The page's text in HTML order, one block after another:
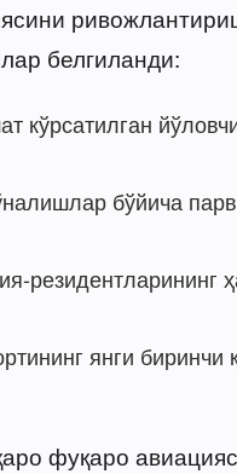
белгиланди:
кўрсатилган
бўйича
резидентларининг
янги
фуқаро